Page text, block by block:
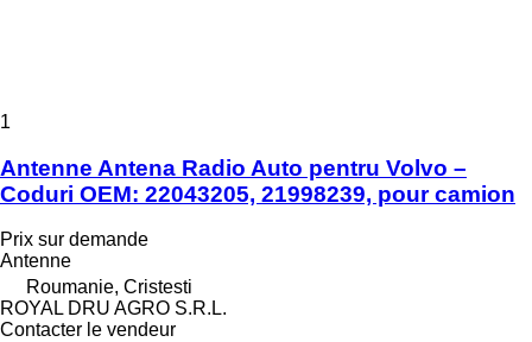
1
Antenne Antena Radio Auto pentru Volvo –
Coduri OEM: 22043205, 21998239, pour camion
Prix sur demande
Antenne
Roumanie, Cristesti
ROYAL DRU AGRO S.R.L.
Contacter le vendeur